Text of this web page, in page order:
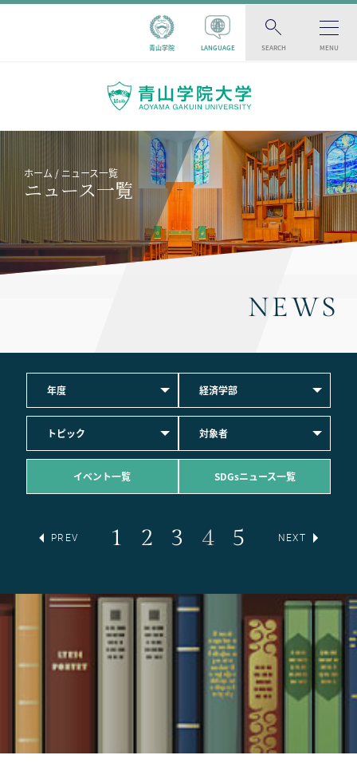
青山学院 LANGUAGE SEARCH MENU
ホーム ニュース一覧
ニュース一覧
NEWS
年度 経済学部
トピック 対象者
イベント一覧 SDGsニュース一覧
PREV 1 2 3 4 5 NEXT